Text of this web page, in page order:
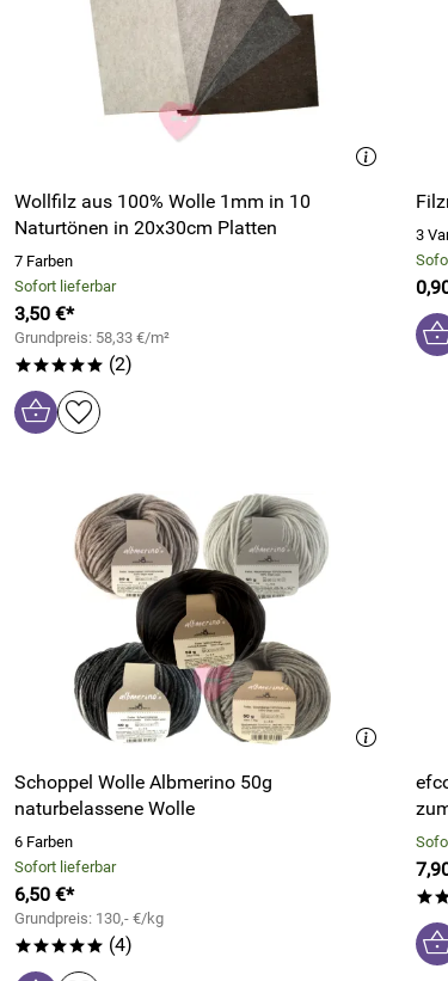
Wollfilz aus 100% Wolle 1mm in 10
Naturtönen in 20x30cm Platten
7 Farben
Sofort lieferbar
3,50 €*
Grundpreis: 58,33 €/m²
***** (2)
3
Schoppel Wolle Albmerino 50g
naturbelassene Wolle
6 Farben
Sofort lieferbar
6,50 €*
Grundpreis: 130,- €/kg
***** (4)